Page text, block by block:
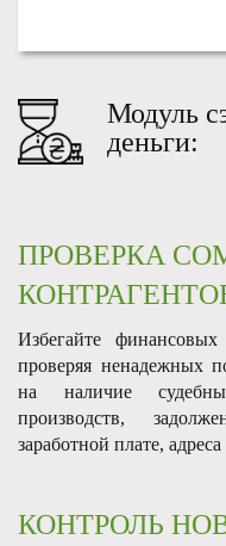
Модуль
деньги:
ПРОВЕРКА
Избегайте
проверяя ненадежных
на наличие
производств,
заработной плате,
КОНТРОЛЬ